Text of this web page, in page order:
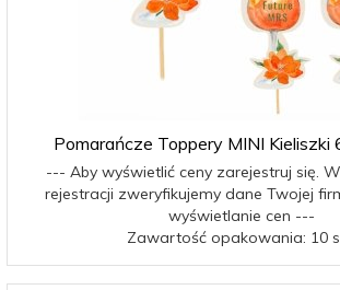
Pomarańcze Toppery MINI Kieliszki
--- Aby wyświetlić ceny zarejestruj się.
rejestracji zweryfikujemy dane Twojej
wyświetlanie cen ---
Zawartość opakowania: 10